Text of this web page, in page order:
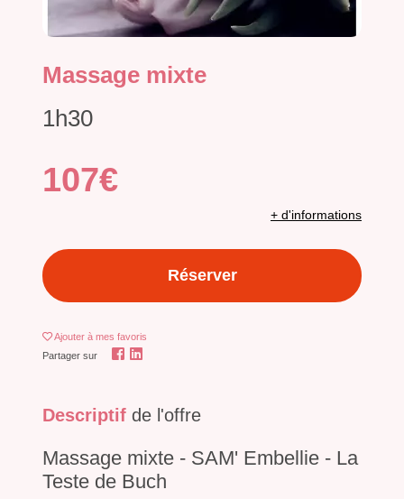
Massage mixte
1h30
107€
+ d'informations
Réserver
Ajouter à mes favoris
Partager sur
Descriptif de l'offre
Massage mixte - SAM' Embellie - La
Teste de Buch